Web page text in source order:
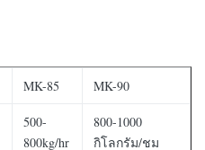
MK-85 MK-90
500-
800kg/hr
800-1000
กิโลกรัม/ชม